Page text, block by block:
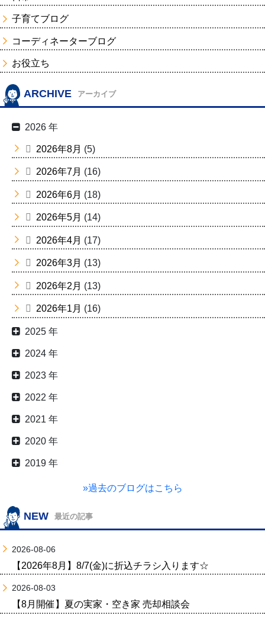
子育てブログ
コーディネーターブログ
お役立ち
ARCHIVE アーカイブ
2026 年
2026年8月 (5)
2026年7月 (16)
2026年6月 (18)
2026年5月 (14)
2026年4月 (17)
2026年3月 (13)
2026年2月 (13)
2026年1月 (16)
2025 年
2024 年
2023 年
2022 年
2021 年
2020 年
2019 年
»過去のブログはこちら
NEW 最近の記事
2026-08-06
【2026年8月】8/7(金)に折込チラシ入ります☆
2026-08-03
【8月開催】夏の実家・空き家 売却相談会